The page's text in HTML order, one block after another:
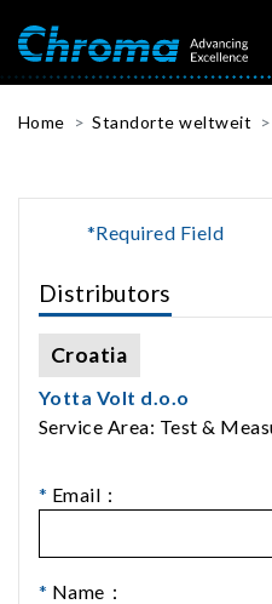
Home Standorte weltweit
*Required Field
Distributors
Croatia
Yotta Volt d.o.o
Service Area: Test &
* Email：
* Name：